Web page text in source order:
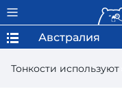
Тонкости
Австралия